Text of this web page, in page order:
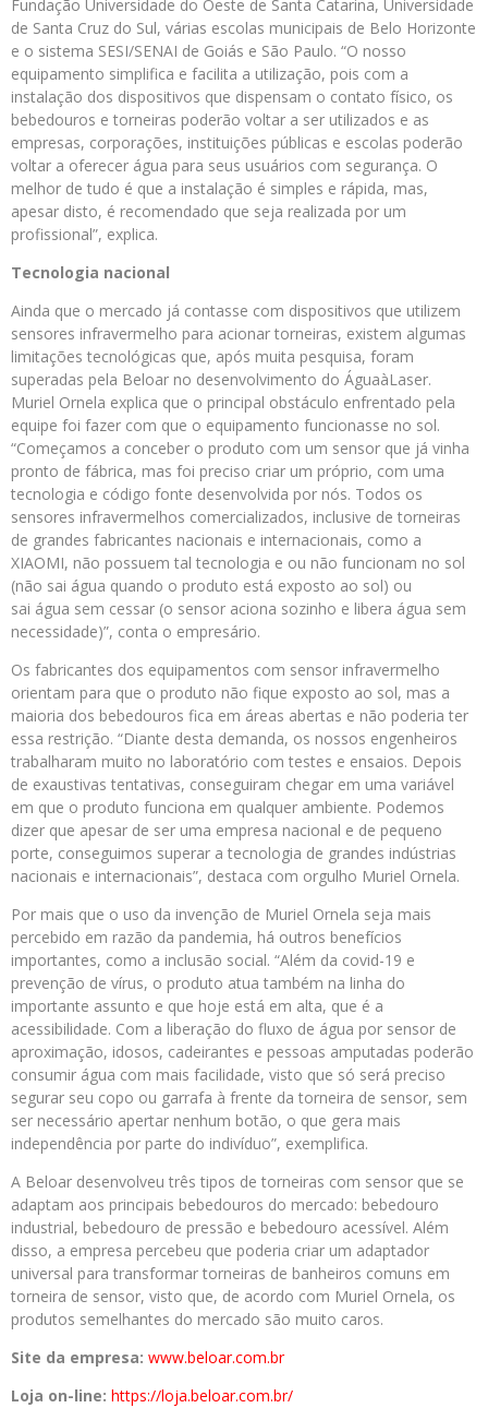
Fundação Universidade do Oeste de Santa Catarina, Universidade
de Santa Cruz do Sul, várias escolas municipais de Belo Horizonte
e o sistema SESI/SENAI de Goiás e São Paulo. “O nosso
equipamento simplifica e facilita a utilização, pois com a
instalação dos dispositivos que dispensam o contato físico, os
bebedouros e torneiras poderão voltar a ser utilizados e as
empresas, corporações, instituições públicas e escolas poderão
voltar a oferecer água para seus usuários com segurança. O
melhor de tudo é que a instalação é simples e rápida, mas,
apesar disto, é recomendado que seja realizada por um
profissional”, explica.
Tecnologia nacional
Ainda que o mercado já contasse com dispositivos que utilizem
sensores infravermelho para acionar torneiras, existem algumas
limitações tecnológicas que, após muita pesquisa, foram
superadas pela Beloar no desenvolvimento do ÁguaàLaser.
Muriel Ornela explica que o principal obstáculo enfrentado pela
equipe foi fazer com que o equipamento funcionasse no sol.
“Começamos a conceber o produto com um sensor que já vinha
pronto de fábrica, mas foi preciso criar um próprio, com uma
tecnologia e código fonte desenvolvida por nós. Todos os
sensores infravermelhos comercializados, inclusive de torneiras
de grandes fabricantes nacionais e internacionais, como a
XIAOMI, não possuem tal tecnologia e ou não funcionam no sol
(não sai água quando o produto está exposto ao sol) ou
sai água sem cessar (o sensor aciona sozinho e libera água sem
necessidade)”, conta o empresário.
Os fabricantes dos equipamentos com sensor infravermelho
orientam para que o produto não fique exposto ao sol, mas a
maioria dos bebedouros fica em áreas abertas e não poderia ter
essa restrição. “Diante desta demanda, os nossos engenheiros
trabalharam muito no laboratório com testes e ensaios. Depois
de exaustivas tentativas, conseguiram chegar em uma variável
em que o produto funciona em qualquer ambiente. Podemos
dizer que apesar de ser uma empresa nacional e de pequeno
porte, conseguimos superar a tecnologia de grandes indústrias
nacionais e internacionais”, destaca com orgulho Muriel Ornela.
Por mais que o uso da invenção de Muriel Ornela seja mais
percebido em razão da pandemia, há outros benefícios
importantes, como a inclusão social. “Além da covid-19 e
prevenção de vírus, o produto atua também na linha do
importante assunto e que hoje está em alta, que é a
acessibilidade. Com a liberação do fluxo de água por sensor de
aproximação, idosos, cadeirantes e pessoas amputadas poderão
consumir água com mais facilidade, visto que só será preciso
segurar seu copo ou garrafa à frente da torneira de sensor, sem
ser necessário apertar nenhum botão, o que gera mais
independência por parte do indivíduo”, exemplifica.
A Beloar desenvolveu três tipos de torneiras com sensor que se
adaptam aos principais bebedouros do mercado: bebedouro
industrial, bebedouro de pressão e bebedouro acessível. Além
disso, a empresa percebeu que poderia criar um adaptador
universal para transformar torneiras de banheiros comuns em
torneira de sensor, visto que, de acordo com Muriel Ornela, os
produtos semelhantes do mercado são muito caros.
Site da empresa: www.beloar.com.br
Loja on-line: https://loja.beloar.com.br/